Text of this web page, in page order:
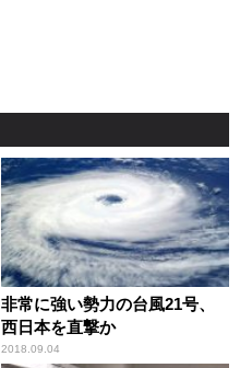
非常に強い勢力の台風21号、
西日本を直撃か
2018.09.04